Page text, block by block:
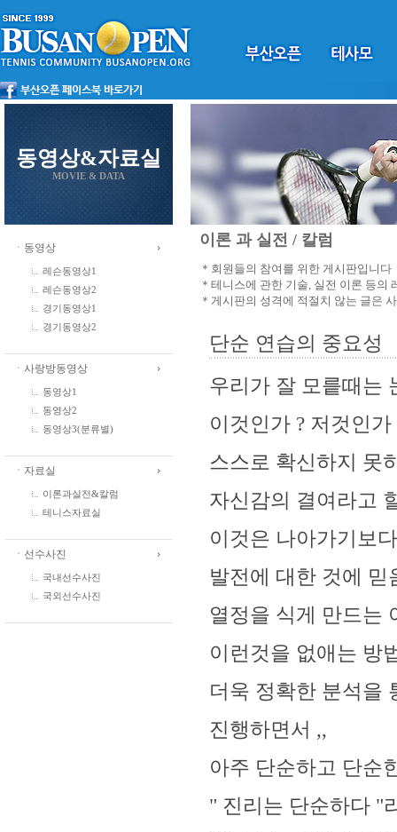
동영상&자료실
MOVIE & DATA
ㆍ동영상
레슨동영상1
레슨동영상2
경기동영상1
경기동영상2
ㆍ사랑방동영상
동영상1
동영상2
동영상3(분류별)
ㆍ자료실
이론과실전&칼럼
테니스자료실
ㆍ선수사진
국내선수사진
국외선수사진
이론 과 실전 / 칼럼
＊회원들의 참여를 위한 게시판입니다
＊테니스에 관한 기술, 실전 이론 등의
＊게시판의 성격에 적절치 않는 글은
단순 연습의 중요성
우리가 잘 모릍때는
이것인가 ? 저것인
스스로 확신하지 못
자신감의 결여라고
이것은 나아가기보
발전에 대한 것에 믿
열정을 식게 만드는
이런것을 없애는 방
더욱 정확한 분석을
진행하면서 ,,
아주 단순하고 단순
" 진리는 단순하다 "